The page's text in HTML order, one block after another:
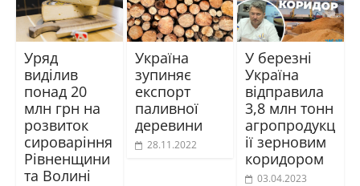
Уряд
виділив
понад 20
млн грн на
розвиток
сироваріння
Рівненщини
та Волині
Україна
зупиняє
експорт
паливної
деревини
28.11.2022
У березні
Україна
відправила
3,8 млн тонн
агропродукц
ії зерновим
коридором
03.04.2023